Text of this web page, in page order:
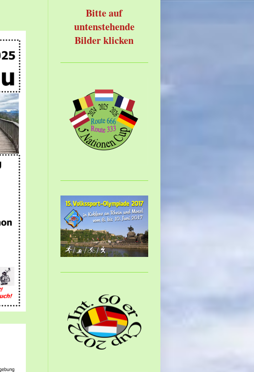
Bitte auf
untenstehende
Bilder klicken